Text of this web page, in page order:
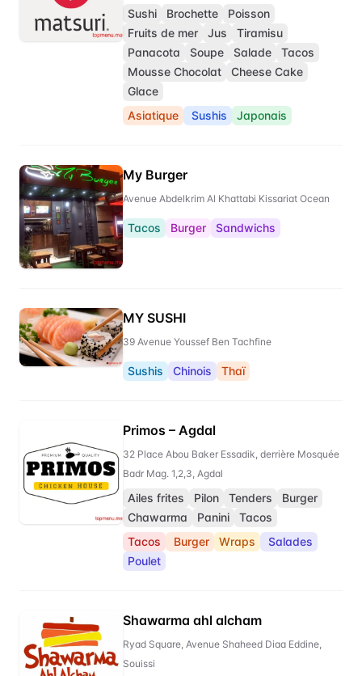
Sushi Brochette
Poisson
Fruits de mer
Jus
Tiramisu
Panacota
Soupe Salade
Tacos
Mousse Chocolat
Cheese Cake
Glace
Asiatique
Sushis Japonais
My Burger
Avenue Abdelkrim Al Khattabi Kissariat Ocean
Tacos Burger Sandwichs
MY SUSHI
39 Avenue Youssef Ben Tachfine
Sushis Chinois Thaï
Primos – Agdal
32 Place Abou Baker Essadik, derrière Mosquée
Badr Mag. 1,2,3, Agdal
Ailes frites Pilon Tenders
Burger
Chawarma
Panini
Tacos
Tacos
Burger Wraps
Salades
Poulet
Shawarma ahl alcham
Ryad Square, Avenue Shaheed Diaa Eddine,
Souissi